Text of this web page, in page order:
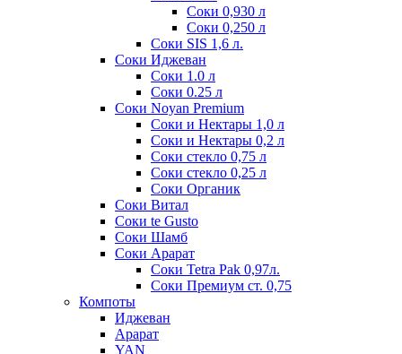
Соки 0,930 л
Соки 0,250 л
Соки SIS 1,6 л.
Соки Иджеван
Соки 1.0 л
Соки 0.25 л
Соки Noyan Premium
Соки и Нектары 1,0 л
Соки и Нектары 0,2 л
Соки стекло 0,75 л
Соки стекло 0,25 л
Соки Органик
Соки Витал
Соки te Gusto
Соки Шамб
Соки Арарат
Соки Tetra Pak 0,97л.
Соки Премиум ст. 0,75
Компоты
Иджеван
Арарат
YAN